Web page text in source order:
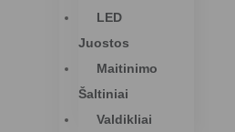
LED
Juostos
Maitinimo
Šaltiniai
Valdikliai